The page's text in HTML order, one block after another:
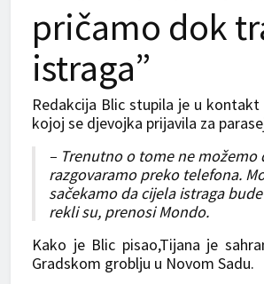
pričamo dok
istraga”
Redakcija Blic stupila je u kontakt
kojoj se djevojka prijavila za
– Trenutno o tome ne možemo
razgovaramo preko telefona.
sačekamo da cijela istraga
rekli su, prenosi Mondo.
Kako je Blic pisao,Tijana je
Gradskom groblju u Novom Sadu.